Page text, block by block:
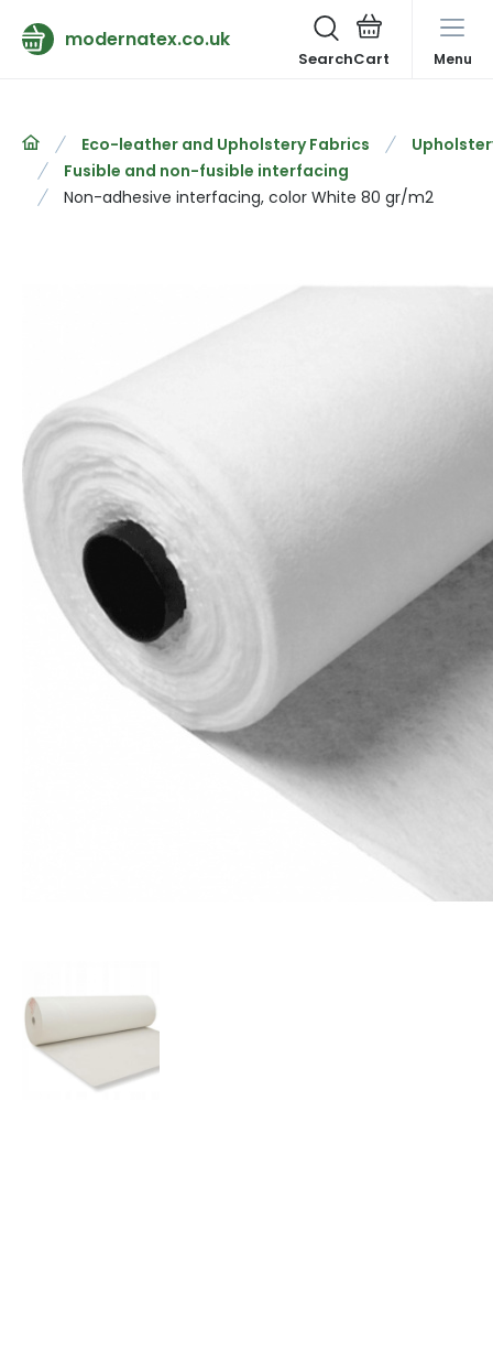
modernatex.co.uk
Search Menu
Eco-leather and Upholstery Fabrics
Fusible and non-fusible interfacing
Non-adhesive interfacing, color White 80 gr/m2